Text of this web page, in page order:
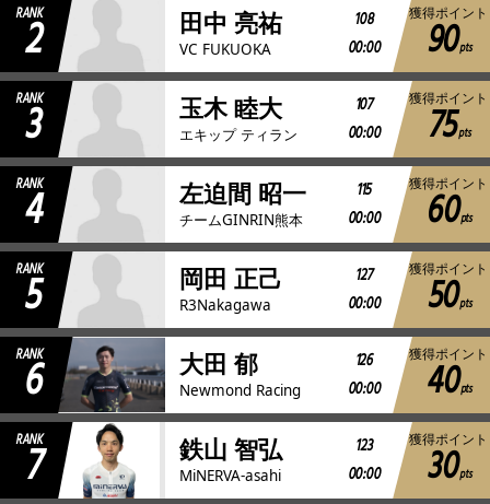
RANK
2 田中 亮祐
VC FUKUOKA
108
00:00
獲得ポイント
90pts
RANK
3 玉木 睦大
エキップ ティラン
107
00:00
獲得ポイント
75pts
RANK
4 左迫間 昭一
チームGINRIN熊本
115
00:00
獲得ポイント
60pts
RANK
5 岡田 正己
R3Nakagawa
127
00:00
獲得ポイント
50pts
RANK
6 大田 郁
Newmond Racing
126
00:00
獲得ポイント
40pts
RANK
7 鉄山 智弘
MiNERVA-asahi
123
00:00
獲得ポイント
30pts